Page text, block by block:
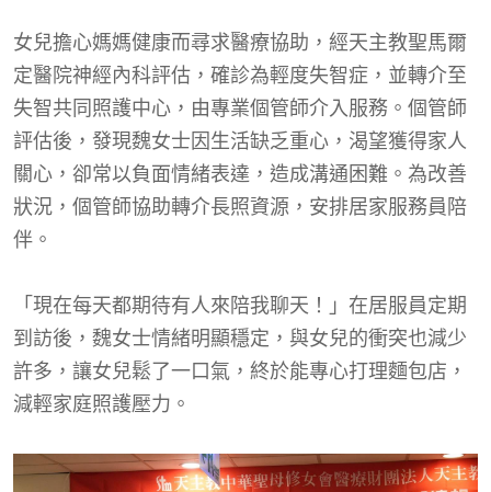
女兒擔心媽媽健康而尋求醫療協助，經天主教聖馬爾
定醫院神經內科評估，確診為輕度失智症，並轉介至
失智共同照護中心，由專業個管師介入服務。個管師
評估後，發現魏女士因生活缺乏重心，渴望獲得家人
關心，卻常以負面情緒表達，造成溝通困難。為改善
狀況，個管師協助轉介長照資源，安排居家服務員陪
伴。
「現在每天都期待有人來陪我聊天！」在居服員定期
到訪後，魏女士情緒明顯穩定，與女兒的衝突也減少
許多，讓女兒鬆了一口氣，終於能專心打理麵包店，
減輕家庭照護壓力。